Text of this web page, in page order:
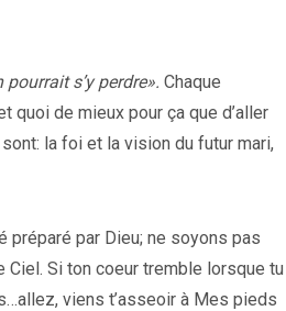
s’y perdre». Chaque
de mieux pour ça que d’aller
la foi et la vision du futur mari,
préparé par Dieu; ne soyons pas
Ciel. Si ton coeur tremble lorsque tu
viens t’asseoir à Mes pieds